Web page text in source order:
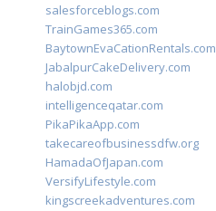
salesforceblogs.com
TrainGames365.com
BaytownEvaCationRentals.com
JabalpurCakeDelivery.com
halobjd.com
intelligenceqatar.com
PikaPikaApp.com
takecareofbusinessdfw.org
HamadaOfJapan.com
VersifyLifestyle.com
kingscreekadventures.com